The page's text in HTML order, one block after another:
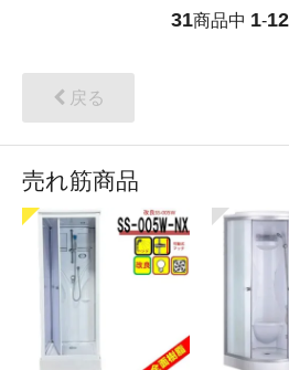
31商品中 1-12
戻る
売れ筋商品